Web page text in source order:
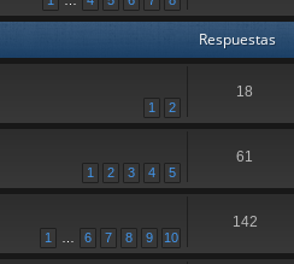
Respuestas
1 2
18
1 2 3 4 5
61
1 6 7 8 9 10
142